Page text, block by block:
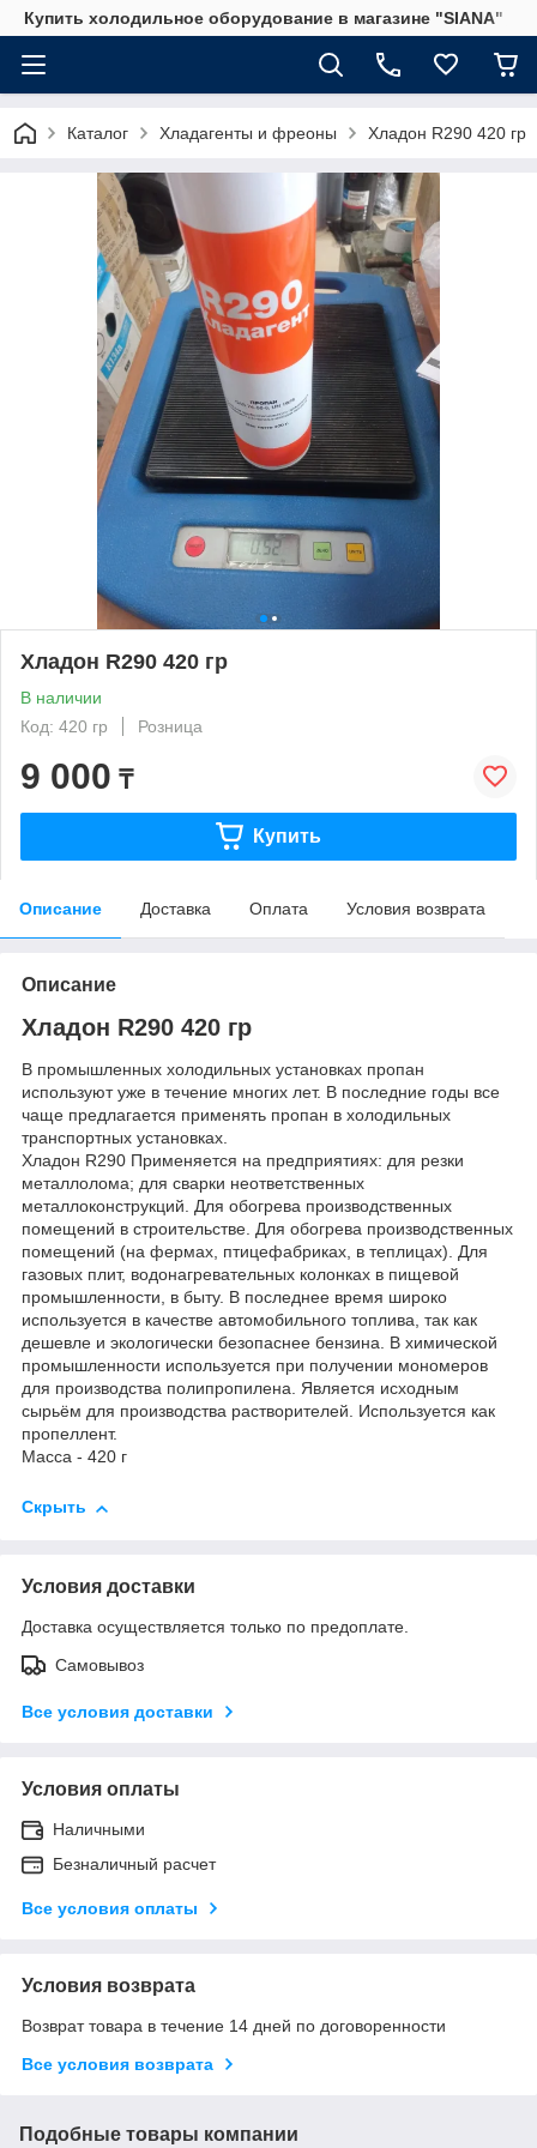
Купить холодильное оборудование в магазине "SIANA"
Каталог Хладагенты и фреоны Хладон R290 420 гр
Хладон R290 420 гр
В наличии
Код: 420 гр
Розница
9 000 ₸
Купить
Описание Доставка Оплата Условия возврата
Описание
Хладон R290 420 гр
В промышленных холодильных установках пропан
используют уже в течение многих лет. В последние годы все
чаще предлагается применять пропан в холодильных
транспортных установках.
Хладон R290 Применяется на предприятиях: для резки
металлолома; для сварки неответственных
металлоконструкций. Для обогрева производственных
помещений в строительстве. Для обогрева производственных
помещений (на фермах, птицефабриках, в теплицах). Для
газовых плит, водонагревательных колонках в пищевой
промышленности, в быту. В последнее время широко
используется в качестве автомобильного топлива, так как
дешевле и экологически безопаснее бензина. В химической
промышленности используется при получении мономеров
для производства полипропилена. Является исходным
сырьём для производства растворителей. Используется как
пропеллент.
Масса - 420 г
Скрыть
Условия доставки
Доставка осуществляется только по предоплате.
Самовывоз
Все условия доставки
Условия оплаты
Наличными
Безналичный расчет
Все условия оплаты
Условия возврата
Возврат товара в течение 14 дней по договоренности
Все условия возврата
Подобные товары компании